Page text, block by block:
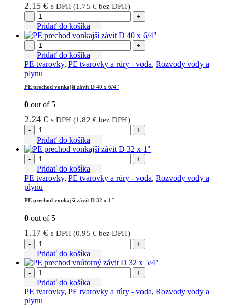
2.15€ s DPH (1.75 €bez DPH)
- +
Pridať do košíka
- +
Pridať do košíka
PE tvarovky, PE tvarovky a rúry - voda, Rozvody vody a
plynu
PE prechod vonkajší závit D 40 x 6/4″
0 out of 5
2.24€ s DPH (1.82 €bez DPH)
- +
Pridať do košíka
- +
Pridať do košíka
PE tvarovky, PE tvarovky a rúry - voda, Rozvody vody a
plynu
PE prechod vonkajší závit D 32 x 1″
0 out of 5
1.17€ s DPH (0.95 €bez DPH)
- +
Pridať do košíka
- +
Pridať do košíka
PE tvarovky, PE tvarovky a rúry - voda, Rozvody vody a
plynu